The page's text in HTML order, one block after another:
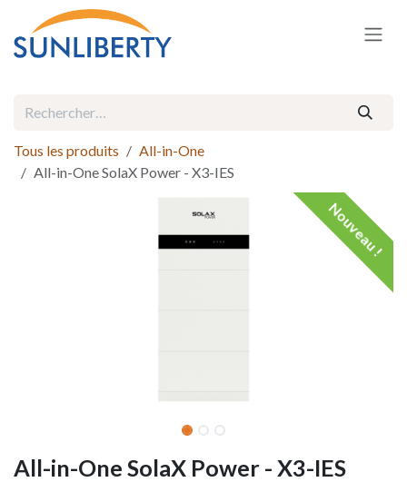
Se rendre au contenu
Tous les produits
All-in-One
All-in-One SolaX Power - X3-IES
Nouveau !
All-in-One SolaX Power - X3-IES